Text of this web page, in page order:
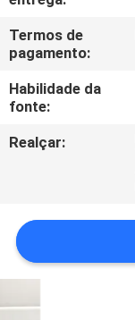
CONTACTE-
NOS
NOTÍCIA
CASOS
DO
SITE
Termos de
pagamento:
Habilidade da
fonte:
Realçar: